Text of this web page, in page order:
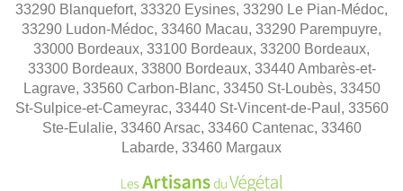
33290 Blanquefort, 33320 Eysines, 33290 Le Pian-Médoc,
33290 Ludon-Médoc, 33460 Macau, 33290 Parempuyre,
33000 Bordeaux, 33100 Bordeaux, 33200 Bordeaux,
33300 Bordeaux, 33800 Bordeaux, 33440 Ambarès-et-
Lagrave, 33560 Carbon-Blanc, 33450 St-Loubès, 33450
St-Sulpice-et-Cameyrac, 33440 St-Vincent-de-Paul, 33560
Ste-Eulalie, 33460 Arsac, 33460 Cantenac, 33460
Labarde, 33460 Margaux